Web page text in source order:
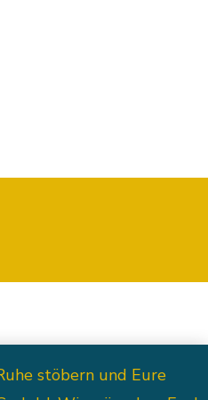
stöbern und Eure